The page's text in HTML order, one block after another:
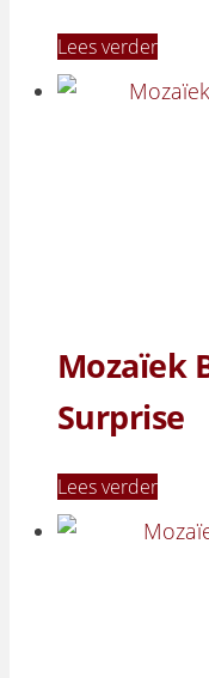
Lees verder
Mozaïek
Surprise
Lees verder